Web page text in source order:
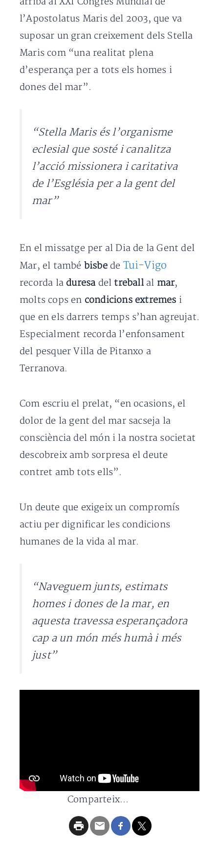
l’Apostolatus Maris del 2003, que va
suposar un gran creixement dels Stella
Maris com “una realitat plena
d’esperança per a tots els homes i
dones del mar”.
“Stella Maris és l’organisme
eclesial que sosté i canalitza
l’acció missionera i caritativa
de l’Església per a la gent del
mar”
En el missatge per al Dia de la Gent del
Mar, el també bisbe de Tui-Vigo
recorda la duresa del treball al mar,
molts cops en condicions extremes i
que en els darrers temps s’han agreujat.
Especialment recorda l’enfonsament
del pesquer Villa de Pitanxo a
Terranova.
Com escriu el prelat, “en ocasions, el
dolor de la gent del mar sacseja la
consciència del món i la nostra societat
descobreix amb sorpresa el deute
contret amb tots ells”.
Un deute que exigeix un compromís
actiu per dignificar les condicions
humanes de la vida al mar.
“Naveguem junts, estimats
homes i dones de la mar, en
aquesta travessa esperançadora
cap a un món més humà i més
just”
Comparteix...